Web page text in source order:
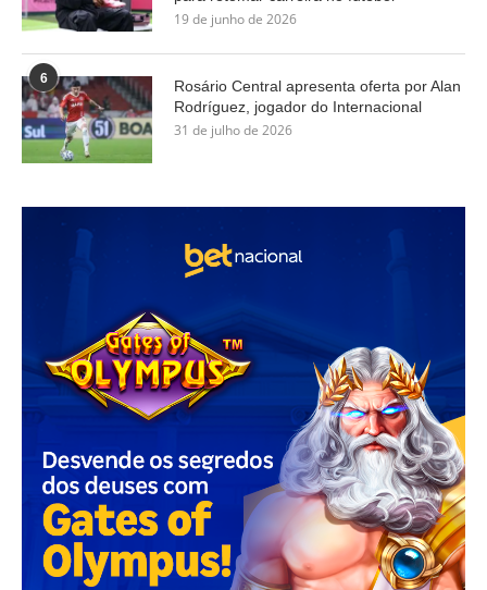
19 de junho de 2026
6
Rosário Central apresenta oferta por Alan
Rodríguez, jogador do Internacional
31 de julho de 2026